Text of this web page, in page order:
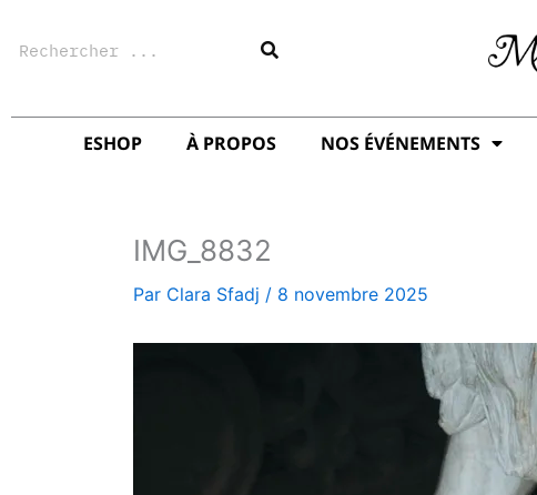
ESHOP À PROPOS NOS ÉVÉNEMENTS
IMG_8832
Par Clara Sfadj / 8 novembre 2025